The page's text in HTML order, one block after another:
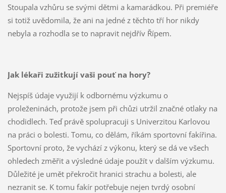
Stoupala vzhůru se svými dětmi a kamarádkou. Při premiéře
si totiž uvědomila, že ani na jedné z těchto tří hor nikdy
nebyla a rozhodla se to napravit nejdřív Řípem.
Jak lékaři zužitkují vaši pouť na hory?
Nejspíš údaje využijí k odbornému výzkumu o
proleženinách, protože jsem při chůzi utržil značné otlaky na
chodidlech. Teď právě spolupracuji s Univerzitou Karlovou
na práci o bolesti. Tomu, co dělám, říkám sportovní fakířina.
Sportovní proto, že vychází z výkonu, který se dá ve všech
ohledech změřit a výsledné údaje použít v dalším výzkumu.
Důležité je umět překročit hranici strachu a bolesti, ale
nezranit se. K tomu fakír potřebuje nejen tvrdý osobní